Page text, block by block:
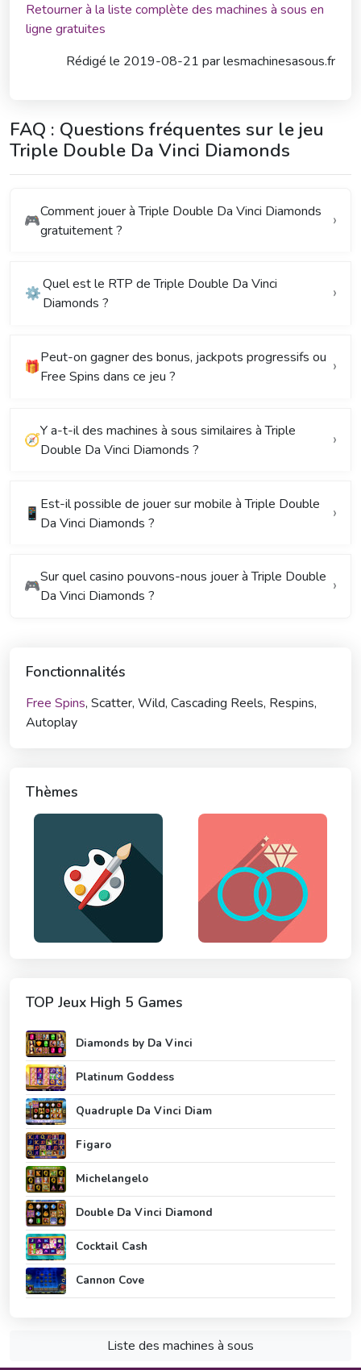
Retourner à la liste complète des machines à sous en
ligne gratuites
Rédigé le 2019-08-21 parlesmachinesasous.fr
FAQ : Questions fréquentes sur le jeu
Triple Double Da Vinci Diamonds
🎮
Comment jouer à Triple Double Da Vinci Diamonds
gratuitement ?
⚙️
Quel est le RTP de Triple Double Da Vinci
Diamonds ?
🎁
Peut-on gagner des bonus, jackpots progressifs ou
Free Spins dans ce jeu ?
🧭
Y a-t-il des machines à sous similaires à Triple
Double Da Vinci Diamonds ?
📱
Est-il possible de jouer sur mobile à Triple Double
Da Vinci Diamonds ?
🎮
Sur quel casino pouvons-nous jouer à Triple Double
Da Vinci Diamonds ?
Fonctionnalités
Free Spins, Scatter, Wild, Cascading Reels, Respins,
Autoplay
Thèmes
TOP Jeux High 5 Games
Diamonds by Da Vinci
Platinum Goddess
Quadruple Da Vinci Diam
Figaro
Michelangelo
Double Da Vinci Diamond
Cocktail Cash
Cannon Cove
Liste des machines à sous